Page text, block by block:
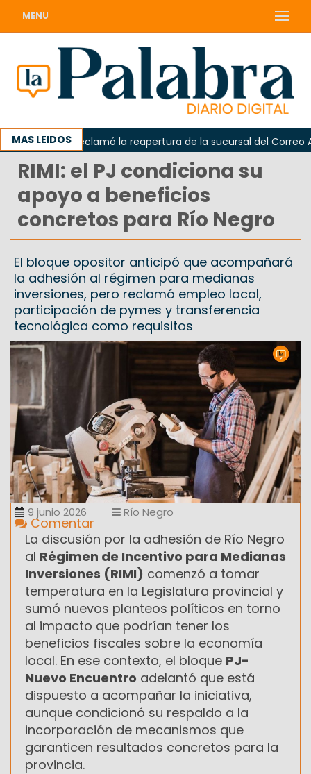
MENU
MAS LEIDOS
Odarda reclamó la reapertura de la sucursal del Correo
RIMI: el PJ condiciona su
apoyo a beneficios
concretos para Río Negro
El bloque opositor anticipó que acompañará
la adhesión al régimen para medianas
inversiones, pero reclamó empleo local,
participación de pymes y transferencia
tecnológica como requisitos
9 junio 2026 Río Negro
Comentar
La discusión por la adhesión de Río Negro
al Régimen de Incentivo para Medianas
Inversiones (RIMI) comenzó a tomar
temperatura en la Legislatura provincial y
sumó nuevos planteos políticos en torno
al impacto que podrían tener los
beneficios fiscales sobre la economía
local. En ese contexto, el bloque PJ-
Nuevo Encuentro adelantó que está
dispuesto a acompañar la iniciativa,
aunque condicionó su respaldo a la
incorporación de mecanismos que
garanticen resultados concretos para la
provincia.